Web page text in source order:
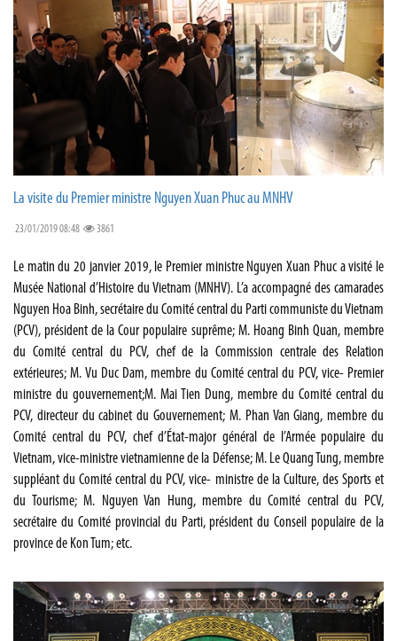
La visite du Premier ministre Nguyen Xuan Phuc au MNHV
23/01/2019 08:48 3861
Le matin du 20 janvier 2019, le Premier ministre Nguyen Xuan Phuc a visité le
Musée National d’Histoire du Vietnam (MNHV). L’a accompagné des camarades
Nguyen Hoa Binh, secrétaire du Comité central du Parti communiste du Vietnam
(PCV), président de la Cour populaire suprême; M. Hoang Binh Quan, membre
du Comité central du PCV, chef de la Commission centrale des Relation
extérieures; M. Vu Duc Dam, membre du Comité central du PCV, vice- Premier
ministre du gouvernement;M. Mai Tien Dung, membre du Comité central du
PCV, directeur du cabinet du Gouvernement; M. Phan Van Giang, membre du
Comité central du PCV, chef d’État-major général de l’Armée populaire du
Vietnam, vice-ministre vietnamienne de la Défense; M. Le Quang Tung, membre
suppléant du Comité central du PCV, vice- ministre de la Culture, des Sports et
du Tourisme; M. Nguyen Van Hung, membre du Comité central du PCV,
secrétaire du Comité provincial du Parti, président du Conseil populaire de la
province de Kon Tum; etc.